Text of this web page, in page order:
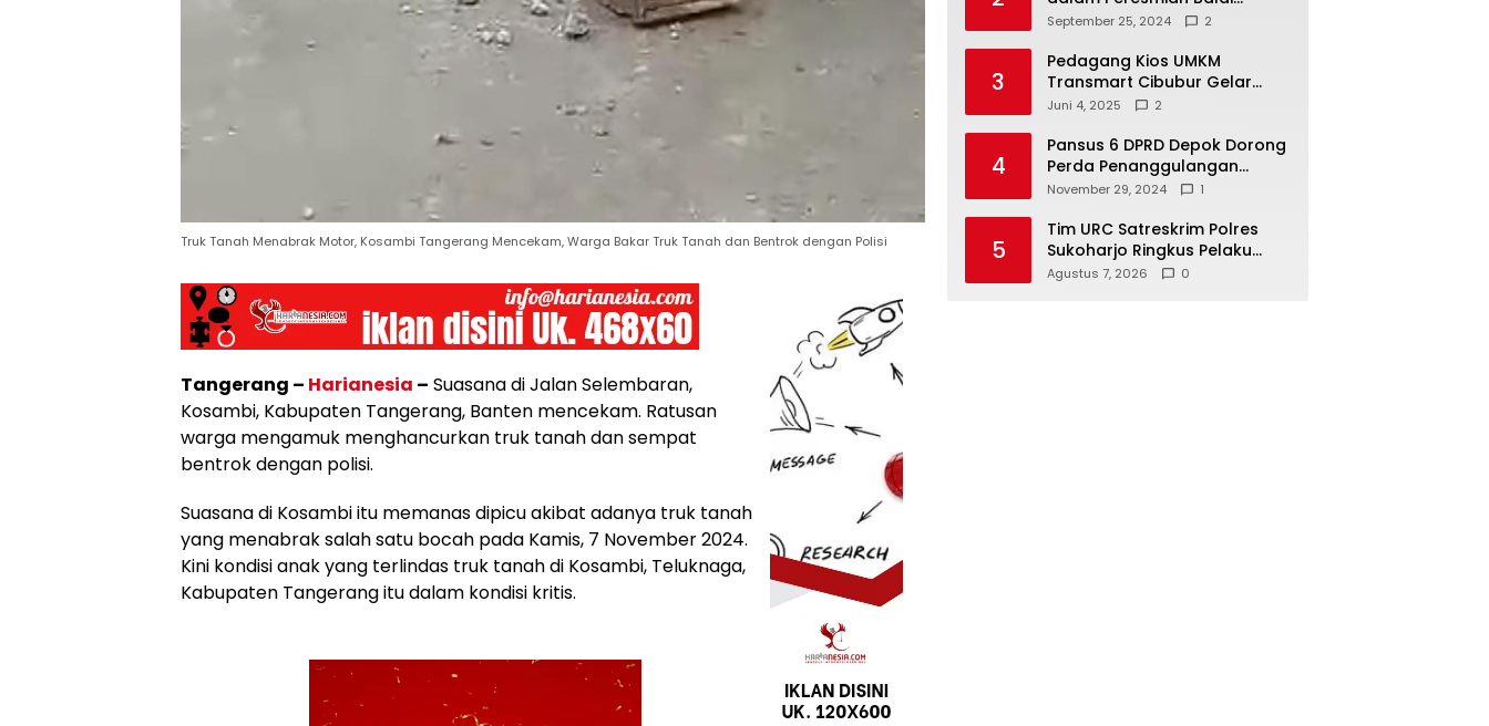
Truk Tanah Menabrak Motor, Kosambi Tangerang Mencekam, Warga Bakar Truk Tanah dan Bentrok dengan Polisi
Tangerang – Harianesia – Suasana di Jalan Selembaran,
Kosambi, Kabupaten Tangerang, Banten mencekam. Ratusan
warga mengamuk menghancurkan truk tanah dan sempat
bentrok dengan polisi.
Suasana di Kosambi itu memanas dipicu akibat adanya truk tanah
yang menabrak salah satu bocah pada Kamis, 7 November 2024.
Kini kondisi anak yang terlindas truk tanah di Kosambi, Teluknaga,
Kabupaten Tangerang itu dalam kondisi kritis.
Warga di Sukamaju : Wadah
Aspirasi Masyarakat
September 25, 2024 2
3
Pedagang Kios UMKM
Transmart Cibubur Gelar
Family Gathering di Cisarua,
Kekompakan
Juni 4, 2025 2
4
Pansus 6 DPRD Depok Dorong
Perda Penanggulangan
Kebakaran untuk
November 29, 2024 1
5
Tim URC Satreskrim Polres
Sukoharjo Ringkus Pelaku
Curas, Motor Korban
Agustus 7, 2026 0